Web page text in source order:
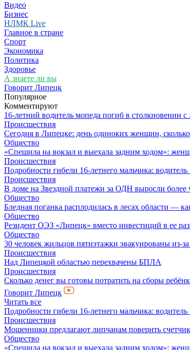
Видео
Бизнес
НЛМК Live
Главное в стране
Спорт
Экономика
Политика
Здоровье
А знаете ли вы
Говорит Липецк
Популярное
Комментируют
16-летний водитель мопеда погиб в столкновении с
Происшествия
Сегодня в Липецке: день одиноких женщин,
Общество
«Спешила на вокзал и выехала задним ходом»:
Происшествия
Подробности гибели 16-летнего мальчика:
Происшествия
В доме на Звездной платежи за ОДН выросли более
Общество
Бледная поганка расплодилась в лесах области —
Общество
Резидент ОЭЗ «Липецк» вместо инвестиций в ее
Общество
30 человек жильцов пятиэтажки эвакуированы из-
Происшествия
Над Липецкой областью перехвачены БПЛА
Происшествия
Сколько денег вы готовы потратить на сборы
Говорит Липецк
Читать все
Подробности гибели 16-летнего мальчика:
Происшествия
Мошенники предлагают липчанам поверить
Общество
«Спешила на вокзал и выехала задним ходом»: